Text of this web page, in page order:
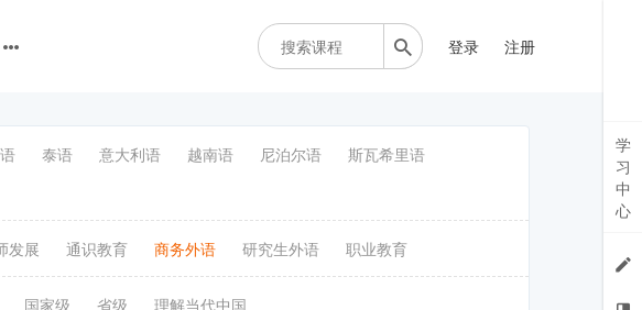
登录 注册
泰语 意大利语 越南语 尼泊尔语
斯瓦希里语
发展 通识教育 商务外语 研究生外语 职业教育
国家级 省级 理解当代中国
学
习
中
心